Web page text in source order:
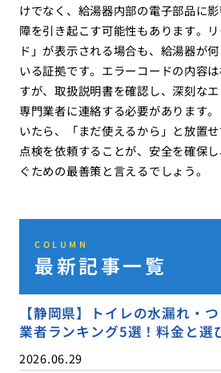
けでなく、給湯器内部の電子部品に
障を引き起こす可能性もあります。
ド」が表示される場合も、給湯器が
いる証拠です。エラーコードの内容
すが、取扱説明書を確認し、深刻な
専門業者に連絡する必要があります
いたら、「まだ使えるから」と放置
点検を依頼することが、安全を確保
ぐための最善策と言えるでしょう。
COLUMN
最新記事一覧
【静岡県】トイレの水漏れ・
業者ランキング5選！料金と選
2026.06.29